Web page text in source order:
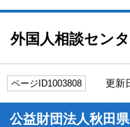
外国人相談セン
ページID1003808 更新
公益財団法人秋田